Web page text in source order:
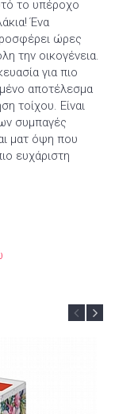
το υπέροχο
Ένα
ώρες
την οικογένεια.
για πιο
αποτέλεσμα
τοίχου. Είναι
συμπαγές
ματ όψη που
ευχάριστη